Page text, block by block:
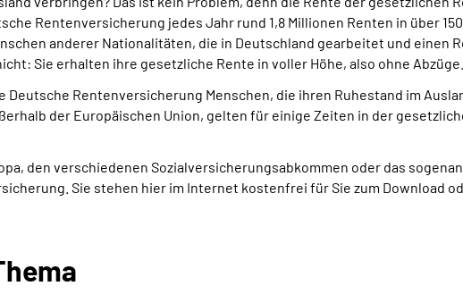
Rentenversicherung jedes Jahr rund 1,8 Millionen Renten in über
anderer Nationalitäten, die in Deutschland gearbeitet und
Sie erhalten ihre gesetzliche Rente in voller Höhe, also ohne Abzüge.
Deutsche Rentenversicherung Menschen, die ihren Ruhestand im
der Europäischen Union, gelten für einige Zeiten in der
den verschiedenen Sozialversicherungsabkommen oder das
Sie stehen hier im Internet kostenfrei für Sie zum Download